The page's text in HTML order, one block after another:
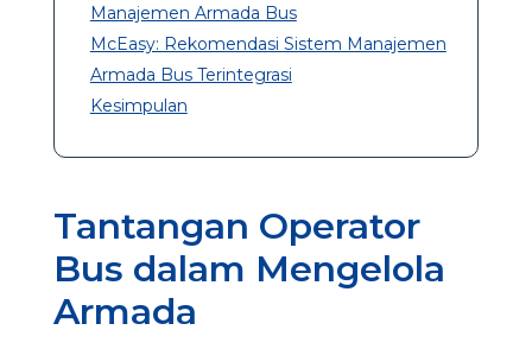
Manajemen Armada Bus
McEasy: Rekomendasi Sistem Manajemen
Armada Bus Terintegrasi
Kesimpulan
Tantangan Operator
Bus dalam Mengelola
Armada